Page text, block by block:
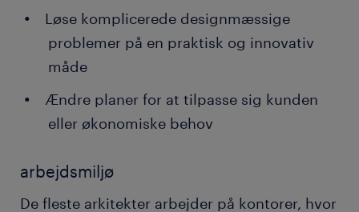
Løse komplicerede designmæssige
problemer på en praktisk og innovativ
måde
Ændre planer for at tilpasse sig kunden
eller økonomiske behov
arbejdsmiljø
De fleste arkitekter arbejder på kontorer, hvor